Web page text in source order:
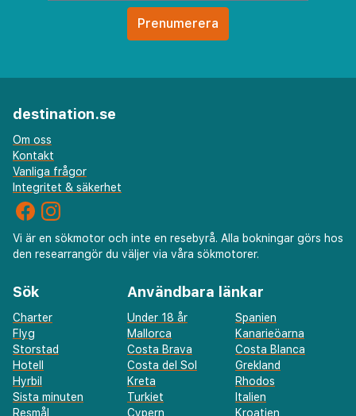
destination.se
Om oss
Kontakt
Vanliga frågor
Integritet & säkerhet
Vi är en sökmotor och inte en resebyrå. Alla bokningar görs hos
den researrangör du väljer via våra sökmotorer.
Sök
Charter
Flyg
Storstad
Hotell
Hyrbil
Sista minuten
Resmål
Användbara länkar
Under 18 år
Spanien
Mallorca
Kanarieöarna
Costa Brava
Costa Blanca
Costa del Sol
Grekland
Kreta
Rhodos
Turkiet
Italien
Cypern
Kroatien